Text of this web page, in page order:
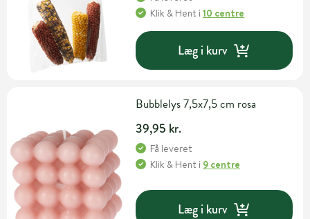
Klik & Hent i10 centre
Læg i kurv
Bubblelys 7,5x7,5 cm rosa
39,95 kr.
Få leveret
Klik & Hent i 9 centre
Læg i kurv